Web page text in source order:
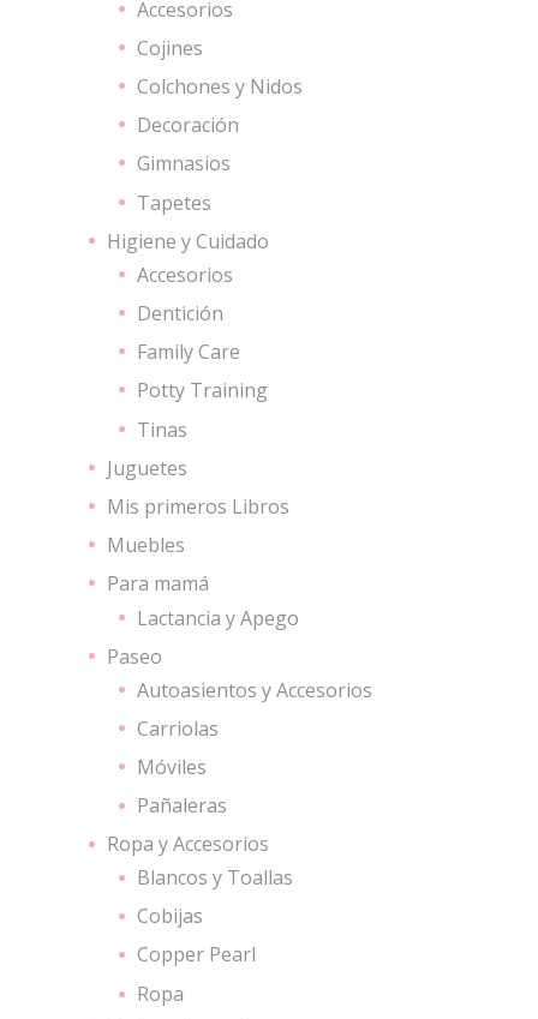
Accesorios
Cojines
Colchones y Nidos
Decoración
Gimnasios
Tapetes
Higiene y Cuidado
Accesorios
Dentición
Family Care
Potty Training
Tinas
Juguetes
Mis primeros Libros
Muebles
Para mamá
Lactancia y Apego
Paseo
Autoasientos y Accesorios
Carriolas
Móviles
Pañaleras
Ropa y Accesorios
Blancos y Toallas
Cobijas
Copper Pearl
Ropa